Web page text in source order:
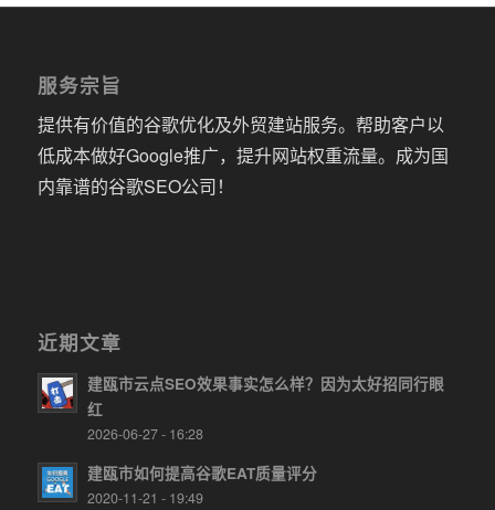
服务宗旨
提供有价值的谷歌优化及外贸建站服务。帮助客户以
低成本做好Google推广，提升网站权重流量。成为国
内靠谱的谷歌SEO公司！
近期文章
建瓯市云点SEO效果事实怎么样？因为太好招同行眼
红
2026-06-27 - 16:28
建瓯市如何提高谷歌EAT质量评分
2020-11-21 - 19:49